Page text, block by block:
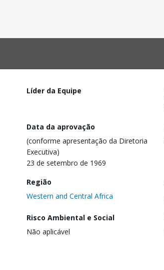
Líder da Equipe
Data da aprovação
(conforme apresentação da Diretoria
Executiva)
23 de setembro de 1969
Região
Western and Central Africa
Risco Ambiental e Social
Não aplicável